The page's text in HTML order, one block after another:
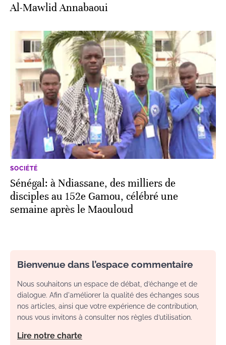
Al-Mawlid Annabaoui
SOCIÉTÉ
Sénégal: à Ndiassane, des milliers de
disciples au 152e Gamou, célébré une
semaine après le Maouloud
Bienvenue dans l’espace commentaire
Nous souhaitons un espace de débat, d’échange et de
dialogue. Afin d'améliorer la qualité des échanges sous
nos articles, ainsi que votre expérience de contribution,
nous vous invitons à consulter nos règles d’utilisation.
Lire notre charte